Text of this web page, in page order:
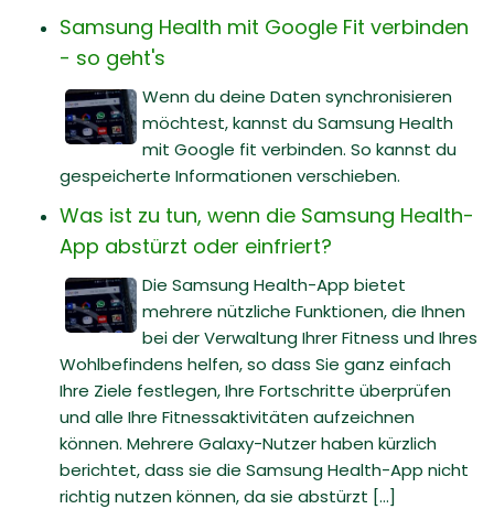
Samsung Health mit Google Fit verbinden
- so geht's
Wenn du deine Daten synchronisieren
möchtest, kannst du Samsung Health
mit Google fit verbinden. So kannst du
gespeicherte Informationen verschieben.
Was ist zu tun, wenn die Samsung Health-
App abstürzt oder einfriert?
Die Samsung Health-App bietet
mehrere nützliche Funktionen, die Ihnen
bei der Verwaltung Ihrer Fitness und Ihres
Wohlbefindens helfen, so dass Sie ganz einfach
Ihre Ziele festlegen, Ihre Fortschritte überprüfen
und alle Ihre Fitnessaktivitäten aufzeichnen
können. Mehrere Galaxy-Nutzer haben kürzlich
berichtet, dass sie die Samsung Health-App nicht
richtig nutzen können, da sie abstürzt [...]